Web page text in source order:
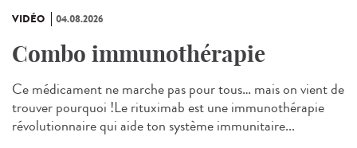
VIDÉO 04.08.2026
Combo immunothérapie
Ce médicament ne marche pas pour tous… mais on vient de
trouver pourquoi !Le rituximab est une immunothérapie
révolutionnaire qui aide ton système immunitaire...